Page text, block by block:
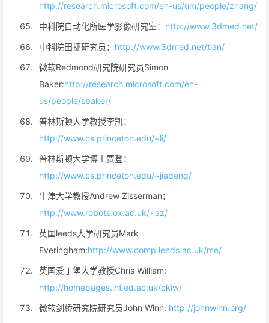
http://research.microsoft.com/en-us/um/people/zhang/
中科院自动化所医学影像研究室： http://www.3dmed.net/
中科院田捷研究员： http://www.3dmed.net/tian/
微软Redmond研究院研究员Simon
Baker:http://research.microsoft.com/en-
us/people/sbaker/
普林斯顿大学教授李凯：
http://www.cs.princeton.edu/~li/
普林斯顿大学博士贾登：
http://www.cs.princeton.edu/~jiadeng/
牛津大学教授Andrew Zisserman：
http://www.robots.ox.ac.uk/~az/
英国leeds大学研究员Mark
Everingham:http://www.comp.leeds.ac.uk/me/
英国爱丁堡大学教授Chris William:
http://homepages.inf.ed.ac.uk/ckiw/
微软剑桥研究院研究员John Winn: http://johnwinn.org/